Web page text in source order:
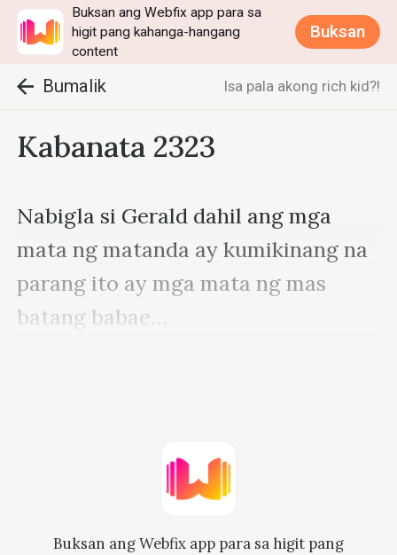
Buksan ang Webfix app para sa
higit pang kahanga-hangang
content
Buksan
Bumalik Isa pala akong rich kid?!
Kabanata 2323
Nabigla si Gerald dahil ang mga
mata ng matanda ay kumikinang na
parang ito ay mga mata ng mas
batang babae…
nangyayaring masama sa kanila…”
sabi ng matanda nang tumingin siya
Buksan ang Webfix app para sa higit pang